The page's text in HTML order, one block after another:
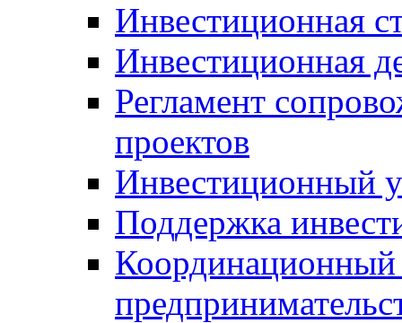
Инвестиционная
Инвестиционная
Регламент
проектов
Инвестиционный
Поддержка
Координационный